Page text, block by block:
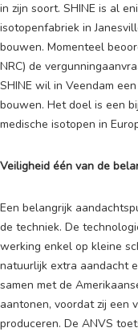
in zijn soort. SHINE is al
isotopenfabriek in
bouwen. Momenteel
NRC) de
SHINE wil in Veendam
bouwen. Het doel is een
medische isotopen in
Veiligheid één van de
Een belangrijk
de techniek. De
werking enkel op kleine
natuurlijk extra aandacht
samen met de
aantonen, voordat zij een
produceren. De ANVS